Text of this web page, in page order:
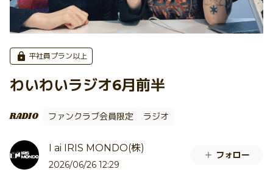
平社員プラン以上
わいわいラジオ6月前半
RADIO ファンクラブ会員限定 ラジオ
I ai IRIS MONDO(株)
2026/06/26 12:29
フォロー